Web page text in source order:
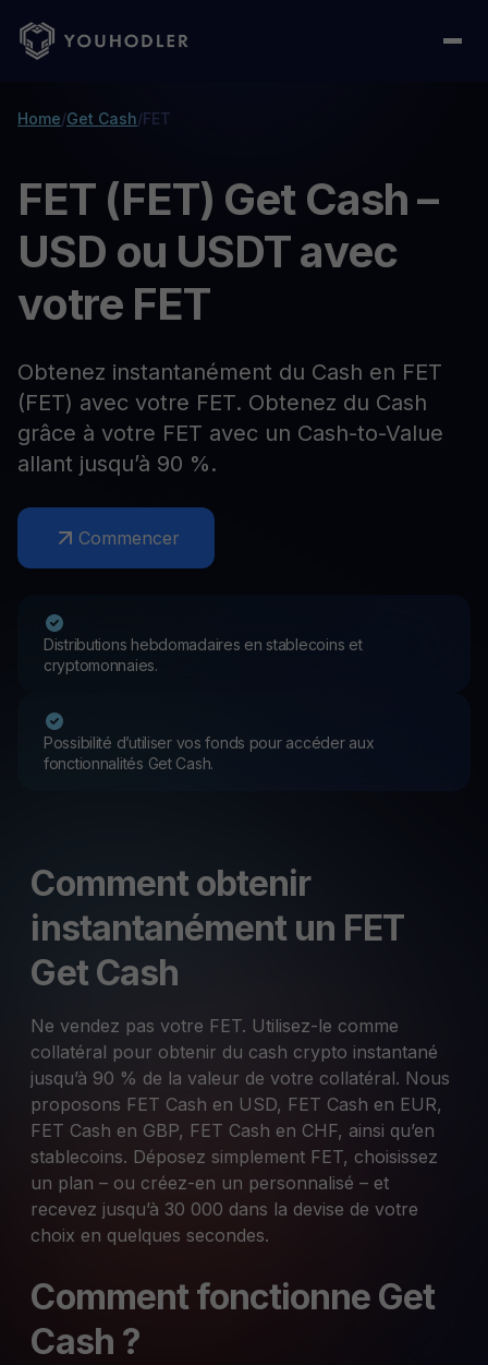
Home/Get Cash/FET
FET (FET) Get Cash –
USD ou USDT avec
votre FET
Obtenez instantanément du Cash en FET
(FET) avec votre FET. Obtenez du Cash
grâce à votre FET avec un Cash-to-Value
allant jusqu’à 90 %.
Commencer
Distributions hebdomadaires en stablecoins et
cryptomonnaies.
Possibilité d’utiliser vos fonds pour accéder aux
fonctionnalités Get Cash.
Comment obtenir
instantanément un FET
Get Cash
Ne vendez pas votre FET. Utilisez-le comme
collatéral pour obtenir du cash crypto instantané
jusqu’à 90 % de la valeur de votre collatéral. Nous
proposons FET Cash en USD, FET Cash en EUR,
FET Cash en GBP, FET Cash en CHF, ainsi qu’en
stablecoins. Déposez simplement FET, choisissez
un plan – ou créez-en un personnalisé – et
recevez jusqu’à 30 000 dans la devise de votre
choix en quelques secondes.
Comment fonctionne Get
Cash ?